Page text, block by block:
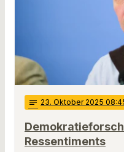
notes 23. Oktober 2025
Ressentiments